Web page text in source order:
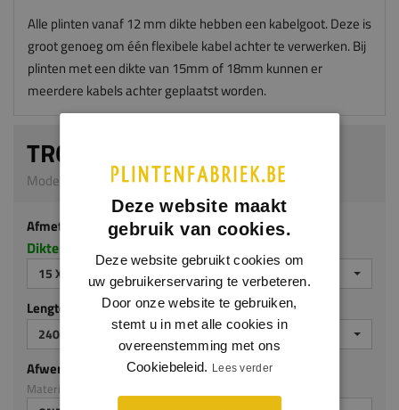
Alle plinten vanaf 12 mm dikte hebben een kabelgoot. Deze is
groot genoeg om één flexibele kabel achter te verwerken. Bij
plinten met een dikte van 15mm of 18mm kunnen er
meerdere kabels achter geplaatst worden.
TROONPLINT
Model G309 | 15 x 90 mm | Grenen
Afmeting
Dikte x hoogte in millimeters
15 X 90 MM
Lengte (mm)
2400
Afwerking
Materiaal: Grenen
Deze website maakt
gebruik van cookies.
Deze website gebruikt cookies om
uw gebruikerservaring te verbeteren.
Door onze website te gebruiken,
stemt u in met alle cookies in
overeenstemming met ons
Cookiebeleid. Lees verder